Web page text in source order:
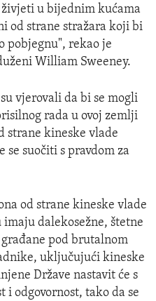
u bijednim kućama
od strane stražara koji bi
pobjegnu", rekao je
William Sweeney.
vjerovali da bi se mogli
rada u ovoj zemlji
strane kineske vlade
se suočiti s pravdom za
od strane kineske vlade
dalekosežne, štetne
pod brutalnom
uključujući kineske
Države nastavit će s
odgovornost, tako da se